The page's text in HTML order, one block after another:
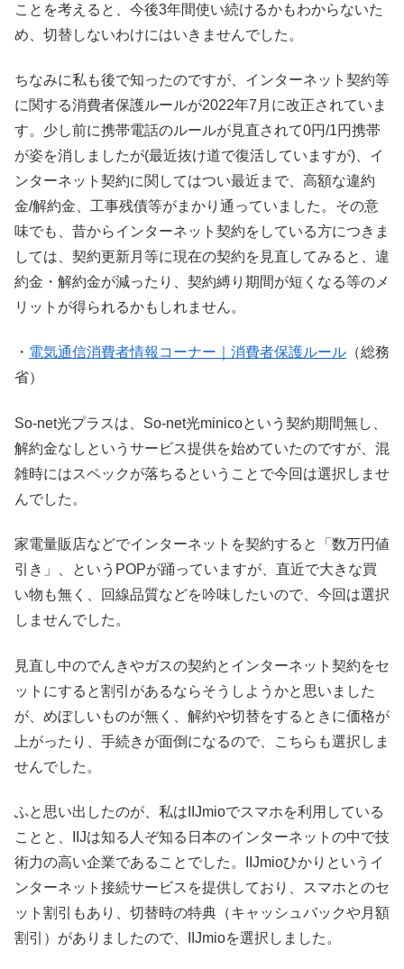
ことを考えると、今後3年間使い続けるかもわからないた
め、切替しないわけにはいきませんでした。
ちなみに私も後で知ったのですが、インターネット契約等
に関する消費者保護ルールが2022年7月に改正されていま
す。少し前に携帯電話のルールが見直されて0円/1円携帯
が姿を消しましたが(最近抜け道で復活していますが)、イ
ンターネット契約に関してはつい最近まで、高額な違約
金/解約金、工事残債等がまかり通っていました。その意
味でも、昔からインターネット契約をしている方につきま
しては、契約更新月等に現在の契約を見直してみると、違
約金・解約金が減ったり、契約縛り期間が短くなる等のメ
リットが得られるかもしれません。
・ 電気通信消費者情報コーナー｜消費者保護ルール （総務
省）
So-net光プラスは、So-net光minicoという契約期間無し、
解約金なしというサービス提供を始めていたのですが、混
雑時にはスペックが落ちるということで今回は選択しませ
んでした。
家電量販店などでインターネットを契約すると「数万円値
引き」、というPOPが踊っていますが、直近で大きな買
い物も無く、回線品質などを吟味したいので、今回は選択
しませんでした。
見直し中のでんきやガスの契約とインターネット契約をセ
ットにすると割引があるならそうしようかと思いました
が、めぼしいものが無く、解約や切替をするときに価格が
上がったり、手続きが面倒になるので、こちらも選択しま
せんでした。
ふと思い出したのが、私はIIJmioでスマホを利用している
ことと、IIJは知る人ぞ知る日本のインターネットの中で技
術力の高い企業であることでした。IIJmioひかりというイ
ンターネット接続サービスを提供しており、スマホとのセ
ット割引もあり、切替時の特典（キャッシュバックや月額
割引）がありましたので、IIJmioを選択しました。